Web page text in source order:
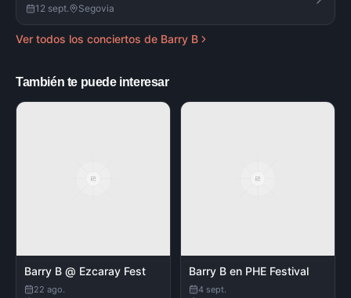
12 sept. Segovia
Ver todos los conciertos de Barry B
También te puede interesar
Barry B @ Ezcaray Fest
22 ago.
Barry B en PHE Festival
4 sept.